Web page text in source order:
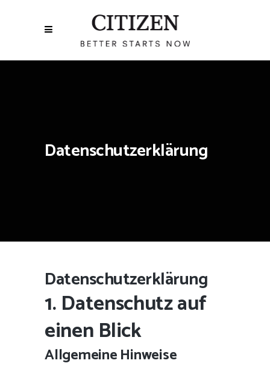
Datenschutzerklärung
Datenschutzerklärung
1. Datenschutz auf
einen Blick
Allgemeine Hinweise